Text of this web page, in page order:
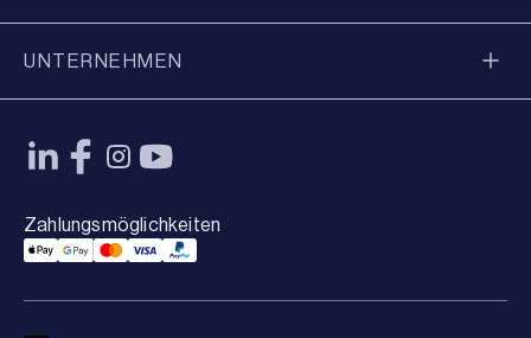
UNTERNEHMEN
Zahlungsmöglichkeiten
Applepay Payment
Googlepay Payment
Mastercard Payment
Visa Payment
Paypal Payment